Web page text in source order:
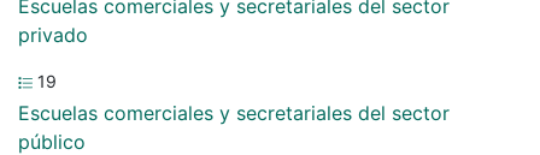
Escuelas comerciales y secretariales del sector
privado
19
Escuelas comerciales y secretariales del sector
público